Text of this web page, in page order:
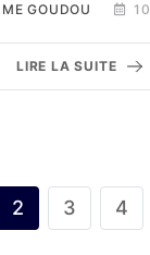
GOUDOU
LIRE LA SUITE
2 3 4